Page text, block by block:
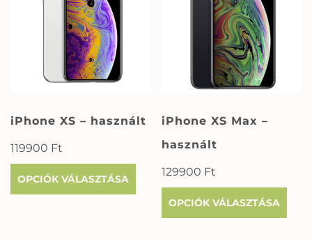
iPhone XS – használt
119900 Ft
OPCIÓK VÁLASZTÁSA
iPhone XS Max –
használt
129900 Ft
OPCIÓK VÁLASZTÁSA